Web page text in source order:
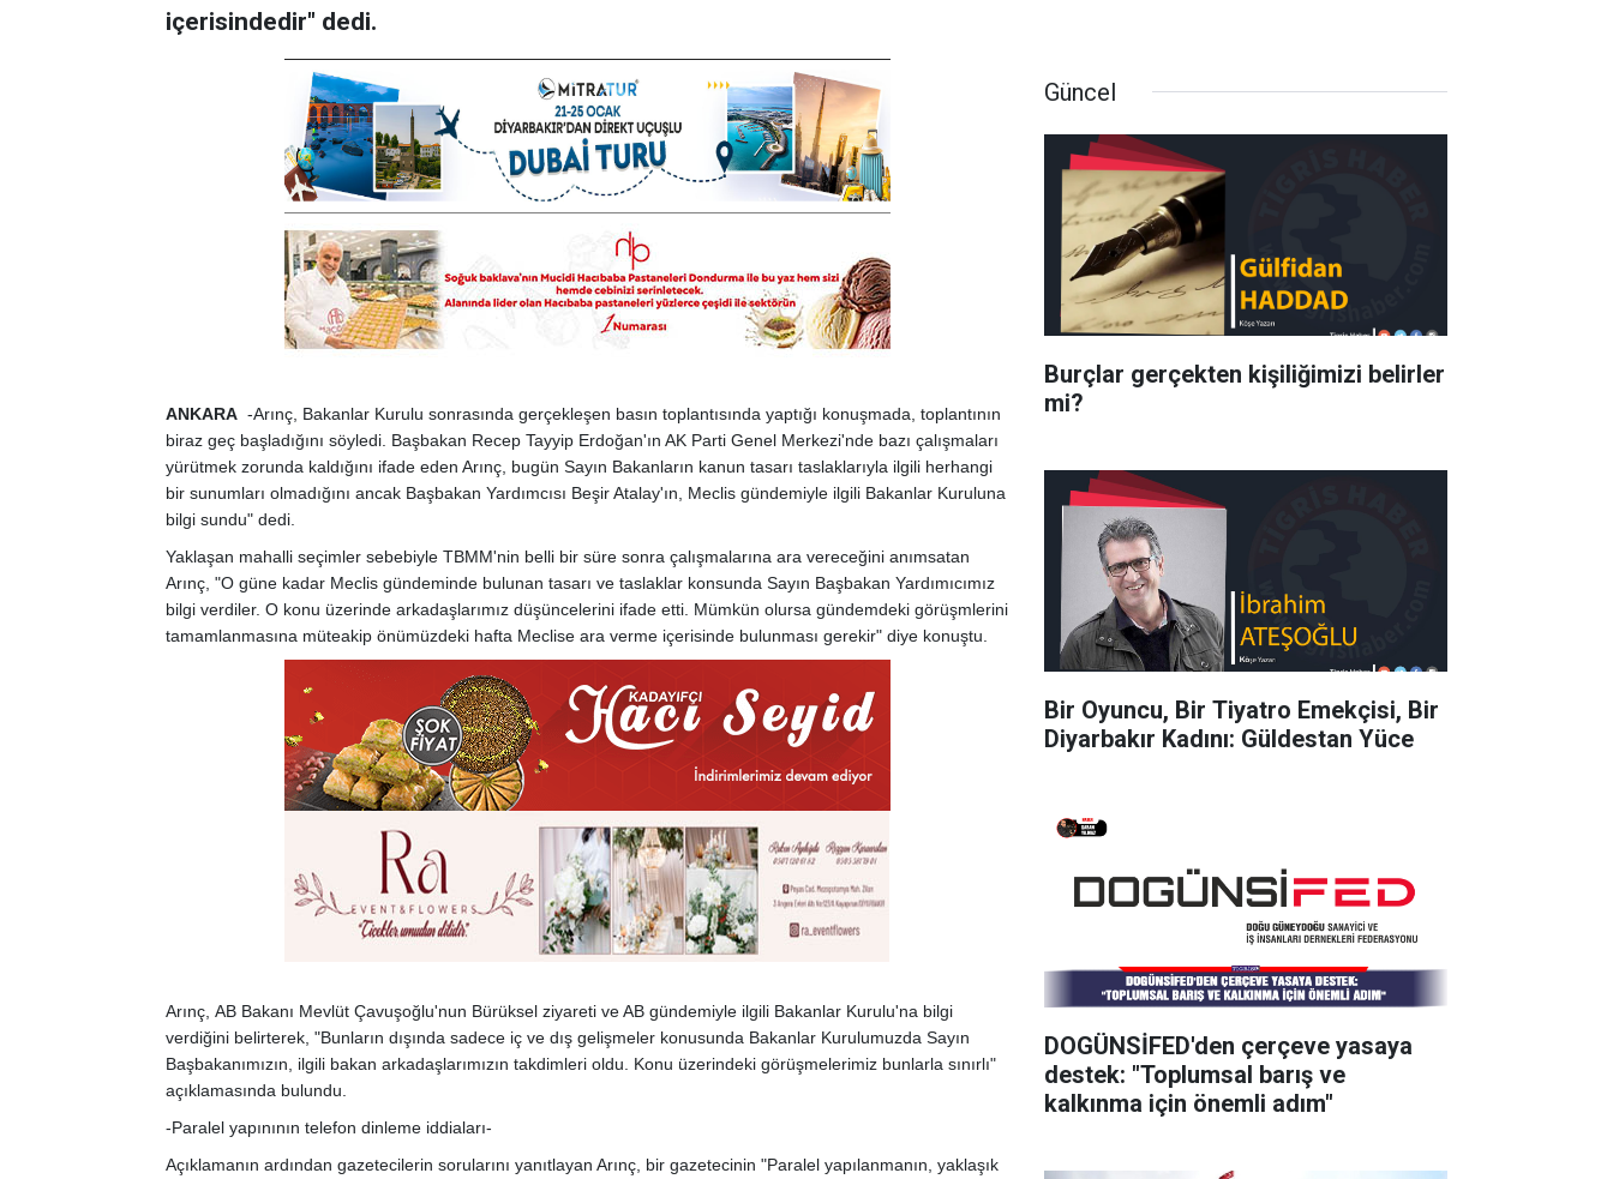
içerisindedir" dedi.
ANKARA -Arınç, Bakanlar Kurulu sonrasında gerçekleşen basın toplantısında yaptığı konuşmada, toplantının
biraz geç başladığını söyledi. Başbakan Recep Tayyip Erdoğan'ın AK Parti Genel Merkezi'nde bazı çalışmaları
yürütmek zorunda kaldığını ifade eden Arınç, bugün Sayın Bakanların kanun tasarı taslaklarıyla ilgili herhangi
bir sunumları olmadığını ancak Başbakan Yardımcısı Beşir Atalay'ın, Meclis gündemiyle ilgili Bakanlar Kuruluna
bilgi sundu" dedi.
Yaklaşan mahalli seçimler sebebiyle TBMM'nin belli bir süre sonra çalışmalarına ara vereceğini anımsatan
Arınç, "O güne kadar Meclis gündeminde bulunan tasarı ve taslaklar konsunda Sayın Başbakan Yardımıcımız
bilgi verdiler. O konu üzerinde arkadaşlarımız düşüncelerini ifade etti. Mümkün olursa gündemdeki görüşmlerini
tamamlanmasına müteakip önümüzdeki hafta Meclise ara verme içerisinde bulunması gerekir" diye konuştu.
Arınç, AB Bakanı Mevlüt Çavuşoğlu'nun Bürüksel ziyareti ve AB gündemiyle ilgili Bakanlar Kurulu'na bilgi
verdiğini belirterek, "Bunların dışında sadece iç ve dış gelişmeler konusunda Bakanlar Kurulumuzda Sayın
Başbakanımızın, ilgili bakan arkadaşlarımızın takdimleri oldu. Konu üzerindeki görüşmelerimiz bunlarla sınırlı"
açıklamasında bulundu.
-Paralel yapınının telefon dinleme iddiaları-
Açıklamanın ardından gazetecilerin sorularını yanıtlayan Arınç, bir gazetecinin "Paralel yapılanmanın, yaklaşık
Güncel
Burçlar gerçekten kişiliğimizi belirler
mi?
Bir Oyuncu, Bir Tiyatro Emekçisi, Bir
Diyarbakır Kadını: Güldestan Yüce
DOGÜNSİFED'den çerçeve yasaya
destek: "Toplumsal barış ve
kalkınma için önemli adım"